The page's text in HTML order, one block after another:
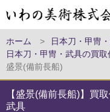
ホーム > 日本刀・甲冑
日本刀・甲冑・武具の買
盛景(備前長船)
【盛景(備前長船)】買
武具